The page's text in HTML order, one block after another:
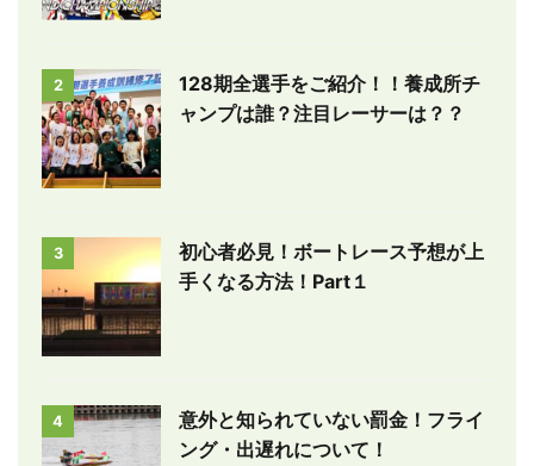
2
128期全選手をご紹介！！養成所チ
ャンプは誰？注目レーサーは？？
3
初心者必見！ボートレース予想が上
手くなる方法！Part１
4
意外と知られていない罰金！フライ
ング・出遅れについて！